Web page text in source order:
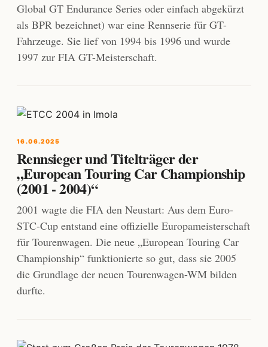
Global GT Endurance Series oder einfach abgekürzt
als BPR bezeichnet) war eine Rennserie für GT-
Fahrzeuge. Sie lief von 1994 bis 1996 und wurde
1997 zur FIA GT-Meisterschaft.
16.06.2025
Rennsieger und Titelträger der
„European Touring Car Championship
(2001 - 2004)“
2001 wagte die FIA den Neustart: Aus dem Euro-
STC-Cup entstand eine offizielle Europameisterschaft
für Tourenwagen. Die neue „European Touring Car
Championship“ funktionierte so gut, dass sie 2005
die Grundlage der neuen Tourenwagen-WM bilden
durfte.